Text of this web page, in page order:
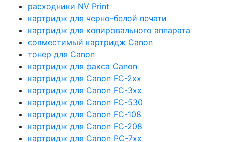
расходники NV Print
картридж для черно-белой печати
картридж для копировального аппарата
совместимый картридж Canon
тонер для Canon
картридж для факса Canon
картридж для Canon FC-2xx
картридж для Canon FC-3xx
картридж для Canon FC-530
картридж для Canon FC-108
картридж для Canon FC-208
картридж для Canon PC-7xx